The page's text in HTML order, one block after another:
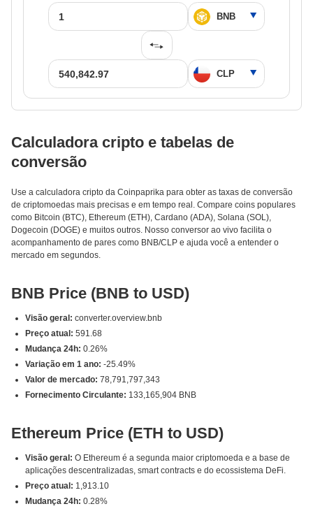
Calculadora cripto e tabelas de
conversão
Use a calculadora cripto da Coinpaprika para obter as taxas de conversão
de criptomoedas mais precisas e em tempo real. Compare coins populares
como Bitcoin (BTC), Ethereum (ETH), Cardano (ADA), Solana (SOL),
Dogecoin (DOGE) e muitos outros. Nosso conversor ao vivo facilita o
acompanhamento de pares como BNB/CLP e ajuda você a entender o
mercado em segundos.
BNB Price (BNB to USD)
Visão geral: converter.overview.bnb
Preço atual: 591.68
Mudança 24h: 0.26%
Variação em 1 ano: -25.49%
Valor de mercado: 78,791,797,343
Fornecimento Circulante: 133,165,904 BNB
Ethereum Price (ETH to USD)
Visão geral: O Ethereum é a segunda maior criptomoeda e a base de
aplicações descentralizadas, smart contracts e do ecossistema DeFi.
Preço atual: 1,913.10
Mudança 24h: 0.28%